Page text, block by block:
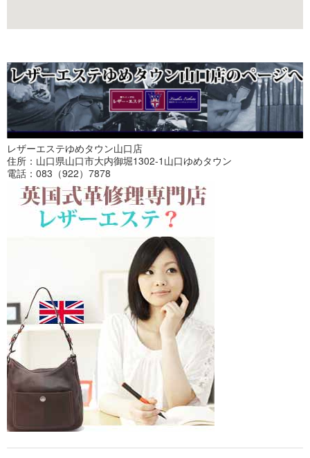
レザーエステゆめタウン山口店
住所：山口県山口市大内御堀1302-1山口ゆめタウン
電話：083（922）7878